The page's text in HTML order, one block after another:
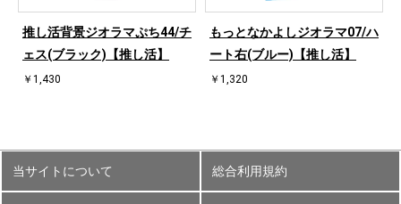
推し活背景ジオラマぷち44/チ
ェス(ブラック)【推し活】
￥1,430
もっとなかよしジオラマ07/ハ
ート右(ブルー)【推し活】
￥1,320
当サイトについて 総合利用規約